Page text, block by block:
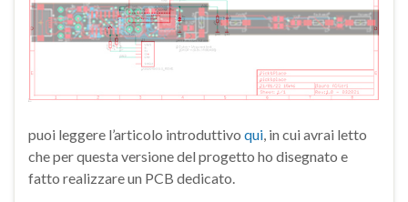
puoi leggere l’articolo introduttivo qui, in cui avrai letto
che per questa versione del progetto ho disegnato e
fatto realizzare un PCB dedicato.